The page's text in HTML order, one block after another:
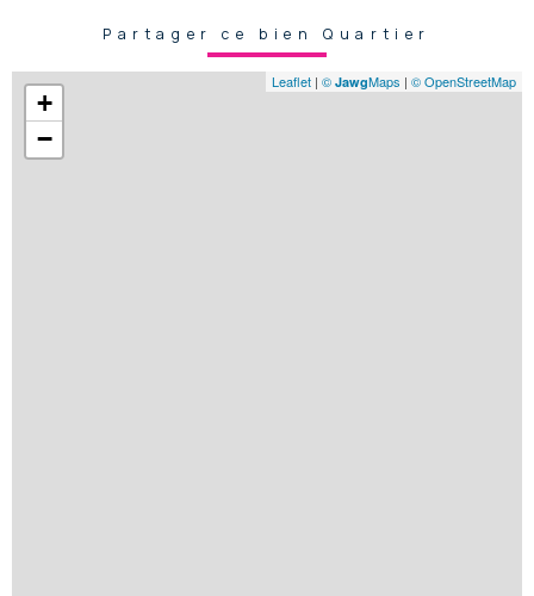
Partager ce bien Quartier
+
−
Leaflet | © JawgMaps | © OpenStreetMap